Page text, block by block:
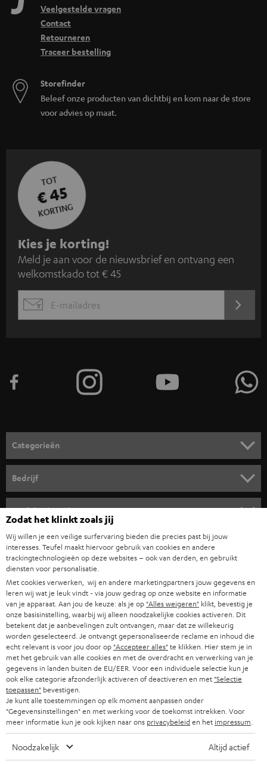
Veelgestelde vragen
Contact
Retourneren
Traceer bestelling
Storefinder
Beleef onze producten van dichtbij en kom naar de store
voor advies op maat.
TOT
€ 45
KORTING
A
a
n
m
e
n
o
r
n
i
e
u
w
s
b
r
i
e
f
Kies je korting!
Meld je aan voor de nieuwsbrief en ontvang een
welkomstkado tot € 45
EMAIL
Categorieën
COMPLETE SYSTEMEN
SOUNDBARS
HIFI-SPEAKERS
BLUETOOTH
KOPTELEFOONS
BLUETOOTH KOPTELEFOONS
COMPLETE SETS
SPEAKERS
ULTIMA
IN-EAR
Bedrijf
PERS & MARKETING
B2B
PARTNERPROGRAMMA
BLOG
NEWSLETTER
STORES
TEUFEL VOORDELEN
Teufel online shops
DUITSLAND
OOSTENRIJK
ZWITSERLAND
NEDERLAND
BELGIË
FRANKRIJK
POLEN
Zodat het klinkt zoals jij
Wij willen je een veilige surfervaring bieden die precies past bij jouw
interesses. Teufel maakt hiervoor gebruik van cookies en andere
trackingtechnologieën op deze websites – ook van derden, en gebruikt
diensten voor personalisatie.
Met cookies verwerken, wij en andere marketingpartners jouw gegevens en
leren wij wat je leuk vindt - via jouw gedrag op onze website en informatie
van je apparaat. Aan jou de keuze: als je op "Alles weigeren" klikt, bevestig je
onze basisinstelling, waarbij wij alleen noodzakelijke cookies activeren. Dit
betekent dat je aanbevelingen zult ontvangen, maar dat ze willekeurig
worden geselecteerd. Je ontvangt gepersonaliseerde reclame en inhoud die
echt relevant is voor jou door op "Accepteer alles"te klikken. Hier stem je in
met het gebruik van alle cookies en met de overdracht en verwerking van je
gegevens in landen buiten de EU/EER. Voor een individuele selectie kun je
ook elke categorie afzonderlijk activeren of deactiveren en met "Selectie
toepassen" bevestigen.
Je kunt alle toestemmingen op elk moment aanpassen onder
"Gegevensinstellingen" en met werking voor de toekomst intrekken. Voor
meer informatie kun je ook kijken naar ons privacybeleiden het impressum
Noodzakelijk Altijd actief